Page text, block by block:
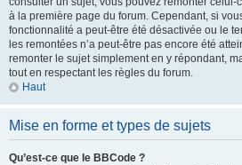
à la première page du forum. Cependant, si
fonctionnalité a peut-être été désactivée ou le
les remontées n’a peut-être pas encore été
remonter le sujet simplement en y répondant,
tout en respectant les règles du forum.
Haut
Mise en forme et types de sujets
Qu’est-ce que le BBCode ?